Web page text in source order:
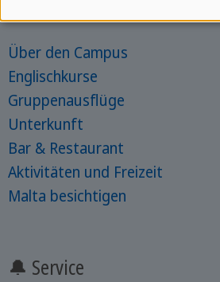
Über den Campus
Englischkurse
Gruppenausflüge
Unterkunft
Bar & Restaurant
Aktivitäten und Freizeit
Malta besichtigen
🔔 Service